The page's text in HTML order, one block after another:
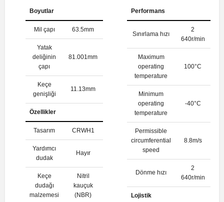
Boyutlar
Mil çapı 63.5mm
Yatak
deliğinin
çapı
81.001mm
Keçe
genişliği
11.13mm
Özellikler
Tasarım CRWH1
Yardımcı
dudak
Hayır
Keçe
dudağı
malzemesi
Nitril
kauçuk
(NBR)
Performans
Sınırlama hızı
2
640r/min
Maximum
operating
temperature
100°C
Minimum
operating
temperature
-40°C
Permissible
circumferential
speed
8.8m/s
Dönme hızı
2
640r/min
Lojistik